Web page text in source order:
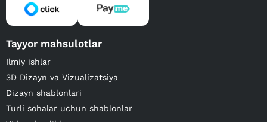
Tayyor mahsulotlar
Ilmiy ishlar
3D Dizayn va Vizualizatsiya
Dizayn shablonlari
Turli sohalar uchun shablonlar